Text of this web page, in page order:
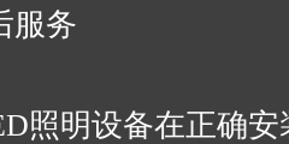
服务
照明设备在正确